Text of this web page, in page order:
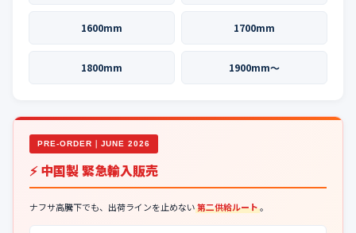
1600mm 1700mm
1800mm 1900mm〜
PRE-ORDER｜JUNE 2026
⚡ 中国製 緊急輸入販売
ナフサ高騰下でも、出荷ラインを止めない第二供給ルート。